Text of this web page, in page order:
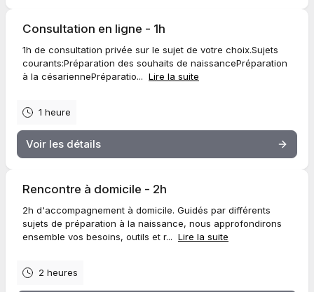
Consultation en ligne - 1h
1h de consultation privée sur le sujet de votre choix.Sujets
courants:Préparation des souhaits de naissancePréparation
à la césariennePréparatio... Lire la suite
1 heure
Voir les détails
Rencontre à domicile - 2h
2h d'accompagnement à domicile. Guidés par différents
sujets de préparation à la naissance, nous approfondirons
ensemble vos besoins, outils et r... Lire la suite
2 heures